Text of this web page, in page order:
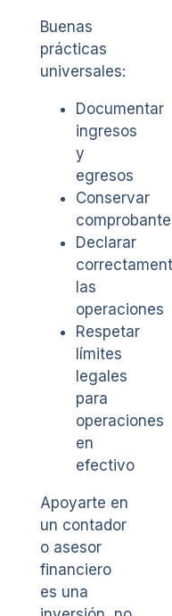
Buenas
prácticas
universales:
Documentar
ingresos
y
egresos
Conservar
Declarar
las
operaciones
Respetar
límites
legales
para
operaciones
en
efectivo
Apoyarte en
un contador
o asesor
financiero
es una